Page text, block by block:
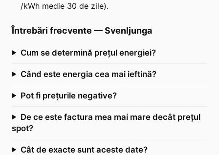
/kWh medie 30 de zile).
Întrebări frecvente —Svenljunga
Cum se determină prețul energiei?
Când este energia cea mai ieftină?
Pot fi prețurile negative?
De ce este factura mea mai mare decât prețul
spot?
Cât de exacte sunt aceste date?